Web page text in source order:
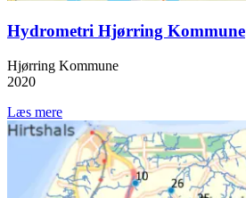
Hydrometri Hjørring Kommune
Hjørring Kommune
2020
Læs mere